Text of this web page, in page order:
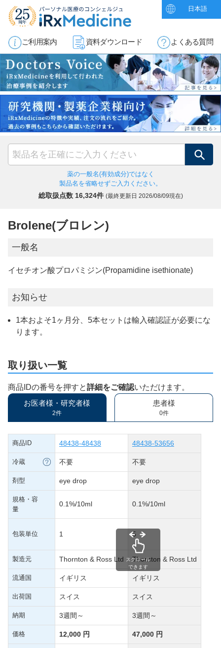
日本語
ご利用案内 資料ダウンロード よくある質問
検索
薬の一般名(有効成分)ではなく
製品名を省略せずご入力ください。
総取扱点数 16,324件 (最終更新日 2026/08/09現在)
Brolene(ブロレン)
一般名
イセチオン酸プロパミジン(Propamidine isethionate)
お知らせ
1本およそ1ヶ月分、5本セットは輸入確認証が必要にな
ります。
取り扱い一覧
商品IDの番号を押すと詳細をご確認いただけます。
お医者様・研究者様
2件
患者様
0件
商品ID 48438-48438 48438-53656
冷蔵 不要 不要
剤型 eye drop eye drop
規格・容
量
0.1%/10ml 0.1%/10ml
包装単位 1 5
製造元 Thornton & Ross Ltd Thornton & Ross Ltd
流通国 イギリス イギリス
出荷国 スイス スイス
納期 3週間～ 3週間～
価格 12,000 円 47,000 円
スクロール
できます